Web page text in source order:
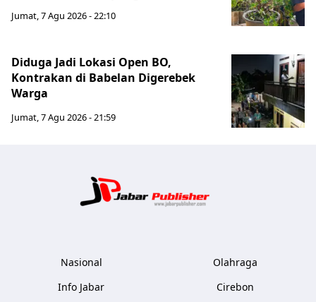
Jumat, 7 Agu 2026 - 22:10
Diduga Jadi Lokasi Open BO,
Kontrakan di Babelan Digerebek
Warga
Jumat, 7 Agu 2026 - 21:59
Nasional
Info Jabar
Olahraga
Cirebon